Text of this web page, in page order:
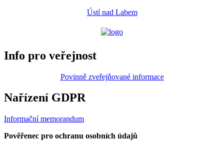
Ústí nad Labem
Info pro veřejnost
Povinně zveřejňované informace
Nařízení GDPR
Informační memorandum
Pověřenec pro ochranu osobních údajů